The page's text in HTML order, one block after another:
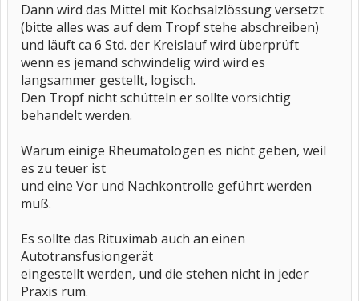
Dann wird das Mittel mit Kochsalzlössung versetzt
(bitte alles was auf dem Tropf stehe abschreiben)
und läuft ca 6 Std. der Kreislauf wird überprüft
wenn es jemand schwindelig wird wird es
langsammer gestellt, logisch.
Den Tropf nicht schütteln er sollte vorsichtig
behandelt werden.
Warum einige Rheumatologen es nicht geben, weil
es zu teuer ist
und eine Vor und Nachkontrolle geführt werden
muß.
Es sollte das Rituximab auch an einen
Autotransfusiongerät
eingestellt werden, und die stehen nicht in jeder
Praxis rum.